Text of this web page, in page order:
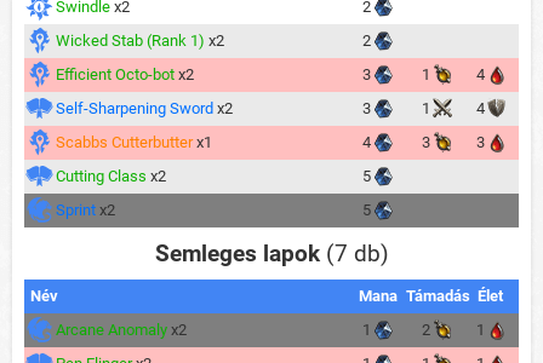
Swindle x2
2
Wicked Stab (Rank 1) x2
2
Efficient Octo-bot x2 3 1
4
Self-Sharpening Sword x2 3 1
4
Scabbs Cutterbutter x1 4 3
3
Cutting Class x2
5
Sprint x2 5
Semleges lapok (7 db)
Név Mana Támadás Élet
Arcane Anomaly x2 1 2
1